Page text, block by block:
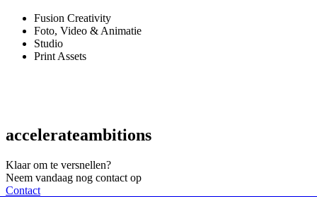
Fusion Creativity
Foto, Video & Animatie
Studio
Print Assets
accelerateambitions
Klaar om te versnellen?
Neem vandaag nog contact op
Contact